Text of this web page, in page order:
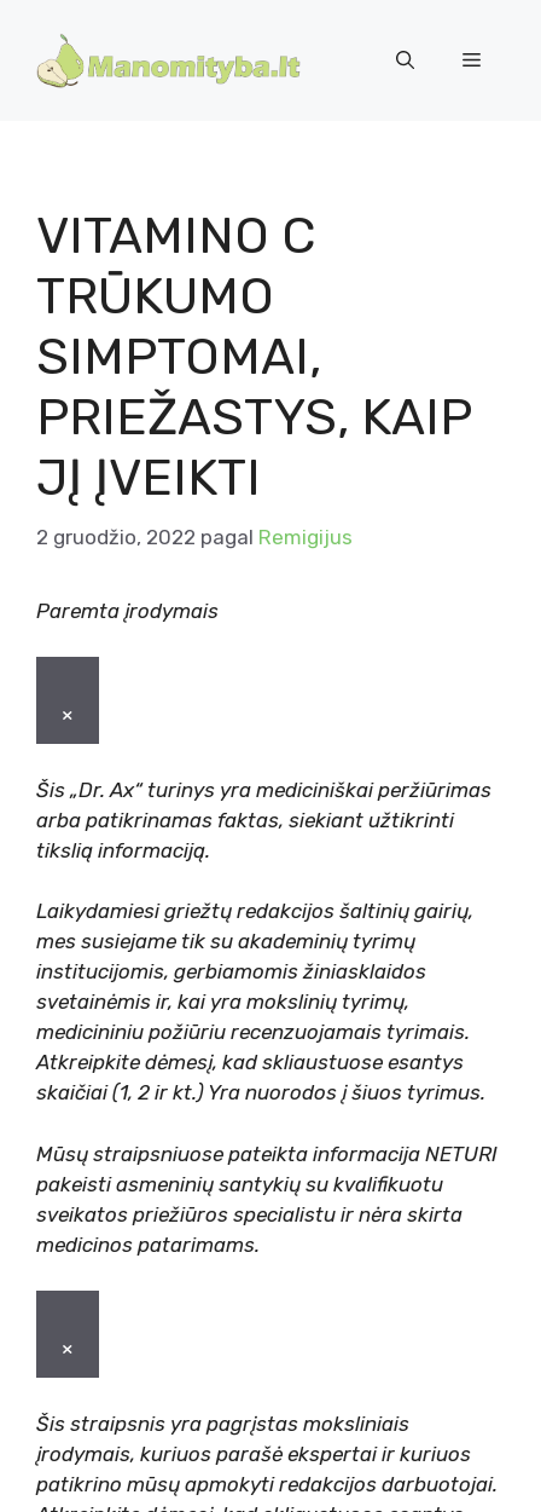
turinio
Meniu
VITAMINO C
TRŪKUMO
SIMPTOMAI,
PRIEŽASTYS, KAIP
JĮ ĮVEIKTI
2 gruodžio, 2022 pagal Remigijus
Paremta įrodymais
×
Šis „Dr. Ax“ turinys yra mediciniškai peržiūrimas
arba patikrinamas faktas, siekiant užtikrinti
tikslią informaciją.
Laikydamiesi griežtų redakcijos šaltinių gairių,
mes susiejame tik su akademinių tyrimų
institucijomis, gerbiamomis žiniasklaidos
svetainėmis ir, kai yra mokslinių tyrimų,
medicininiu požiūriu recenzuojamais tyrimais.
Atkreipkite dėmesį, kad skliaustuose esantys
skaičiai (1, 2 ir kt.) Yra nuorodos į šiuos tyrimus.
Mūsų straipsniuose pateikta informacija NETURI
pakeisti asmeninių santykių su kvalifikuotu
sveikatos priežiūros specialistu ir nėra skirta
medicinos patarimams.
×
Šis straipsnis yra pagrįstas moksliniais
įrodymais, kuriuos parašė ekspertai ir kuriuos
patikrino mūsų apmokyti redakcijos darbuotojai.